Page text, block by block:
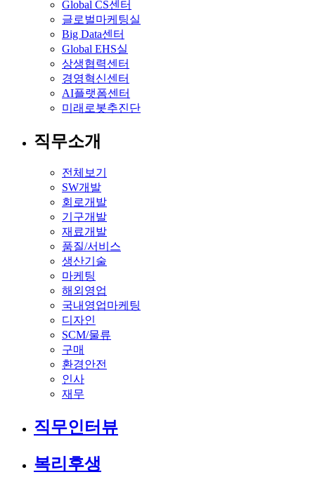
Global CS센터
글로벌마케팅실
Big Data센터
Global EHS실
상생협력센터
경영혁신센터
AI플랫폼센터
미래로봇추진단
직무소개
전체보기
SW개발
회로개발
기구개발
재료개발
품질/서비스
생산기술
마케팅
해외영업
국내영업마케팅
디자인
SCM/물류
구매
환경안전
인사
재무
직무인터뷰
복리후생